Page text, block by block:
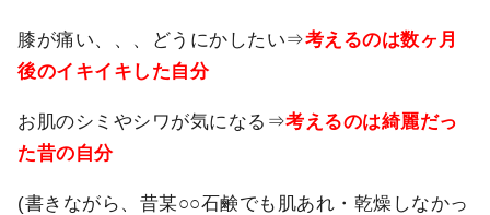
膝が痛い、、、どうにかしたい⇒考えるのは数ヶ月
後のイキイキした自分
お肌のシミやシワが気になる⇒考えるのは綺麗だっ
た昔の自分
(書きながら、昔某○○石鹸でも肌あれ・乾燥しなかっ